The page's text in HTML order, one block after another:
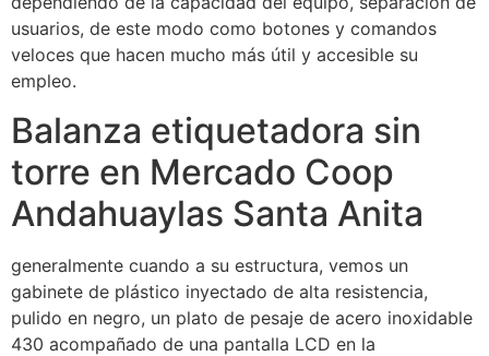
usuarios, de este modo como botones y comandos
veloces que hacen mucho más útil y accesible su
empleo.
Balanza etiquetadora sin
torre en Mercado Coop
Andahuaylas Santa Anita
generalmente cuando a su estructura, vemos un
gabinete de plástico inyectado de alta resistencia,
pulido en negro, un plato de pesaje de acero inoxidable
430 acompañado de una pantalla LCD en la